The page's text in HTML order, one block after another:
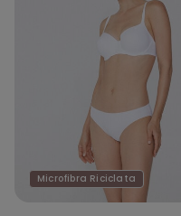
Microfibra Riciclata